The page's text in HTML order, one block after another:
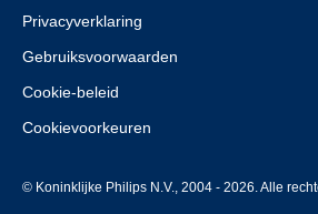
Privacyverklaring
Gebruiksvoorwaarden
Cookie-beleid
Cookievoorkeuren
© Koninklijke Philips N.V., 2004 - 2026. Alle